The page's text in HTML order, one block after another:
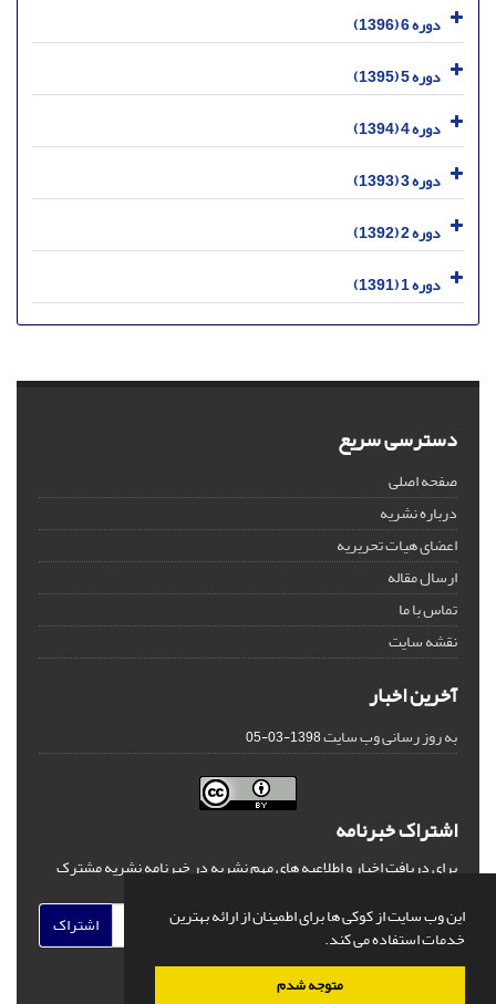
این وب سایت از کوکی ها برای اطمینان از ارائه بهترین
خدمات استفاده می کند.
متوجه شدم
دوره 6 (1396)
دوره 5 (1395)
دوره 4 (1394)
دوره 3 (1393)
دوره 2 (1392)
دوره 1 (1391)
دسترسی سریع
صفحه اصلی
درباره نشریه
اعضای هیات تحریریه
ارسال مقاله
تماس با ما
نقشه سایت
آخرین اخبار
به روز رسانی وب سایت1398-03-05
اشتراک خبرنامه
برای دریافت اخبار و اطلاعیه های مهم نشریه در خبرنامه نشریه مشترک
اشتراک